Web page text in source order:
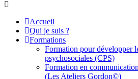
Accueil
Qui je suis ?
Formations
Formation pour développer
psychosociales (CPS)
Formation en
(Les Ateliers Gordon©)